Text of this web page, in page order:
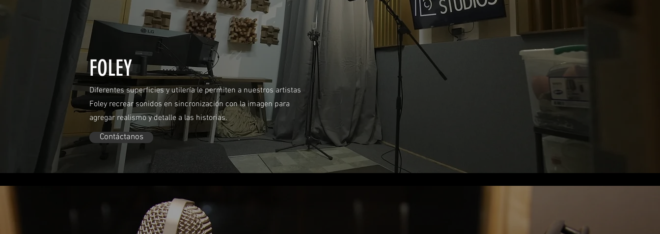
FOLEY
Diferentes superficies y utilería le permiten a nuestros artistas
Foley recrear sonidos en sincronización con la imagen para
agregar realismo y detalle a las historias.
Contáctanos